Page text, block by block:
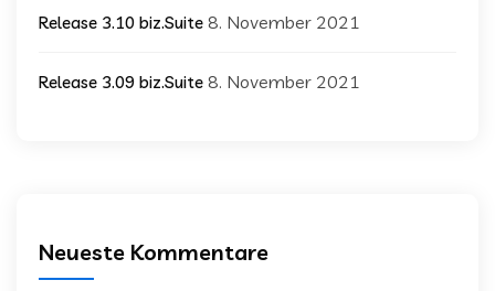
Release 3.10 biz.Suite 8. November 2021
Release 3.09 biz.Suite 8. November 2021
Neueste Kommentare